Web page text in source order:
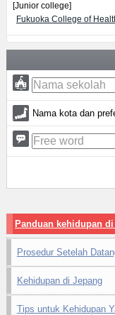
[Junior college]
Fukuoka College of
Nama kota dan
Panduan kehidupan
Prosedur Setelah
Kehidupan di Jepang
Tips untuk Kehidupan